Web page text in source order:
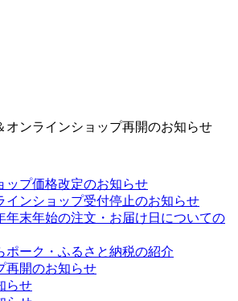
オンラインショップ再開のお知らせ
ップ価格改定のお知らせ
インショップ受付停止のお知らせ
年末年始の注文・お届け日についての
ポーク・ふるさと納税の紹介
再開のお知らせ
らせ